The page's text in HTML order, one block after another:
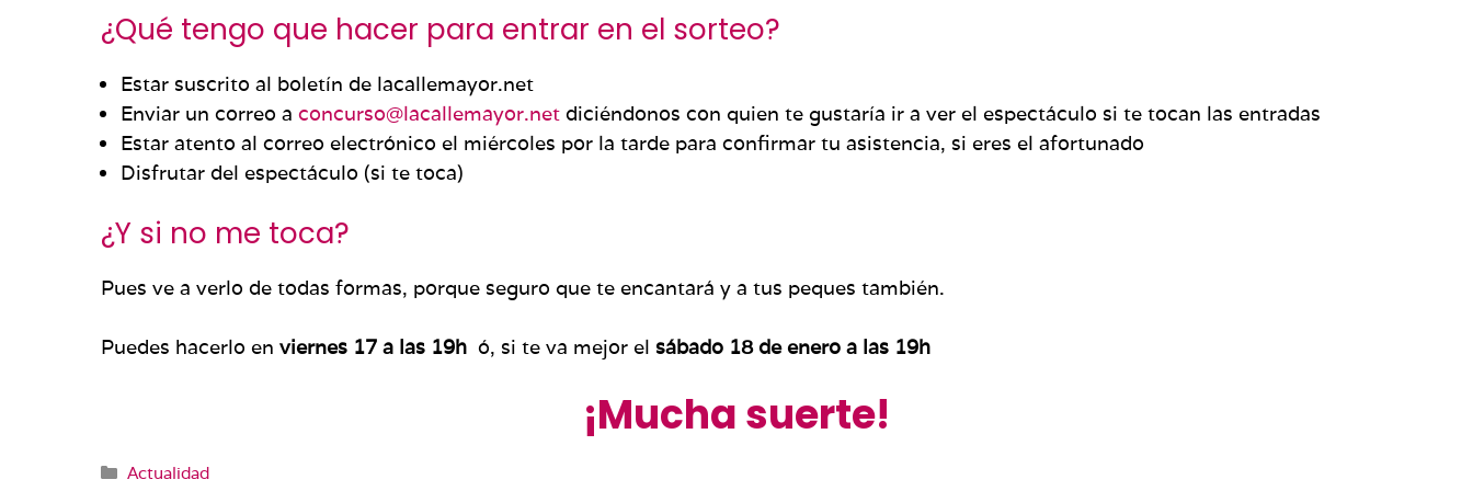
¿Qué tengo que hacer para entrar en el sorteo?
Estar suscrito al boletín de lacallemayor.net
Enviar un correo a concurso@lacallemayor.net diciéndonos con quien te gustaría ir a ver el espectáculo si te tocan las entradas
Estar atento al correo electrónico el miércoles por la tarde para confirmar tu asistencia, si eres el afortunado
Disfrutar del espectáculo (si te toca)
¿Y si no me toca?
Pues ve a verlo de todas formas, porque seguro que te encantará y a tus peques también.
Puedes hacerlo en viernes 17 a las 19h ó, si te va mejor el sábado 18 de enero a las 19h
¡Mucha suerte!
Categorías
Actualidad